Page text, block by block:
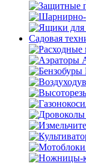
Садовая